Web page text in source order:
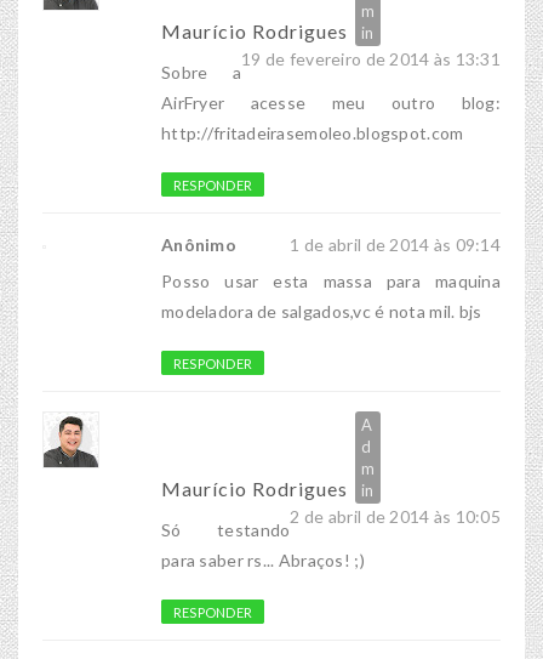
Maurício Rodrigues
19 de fevereiro de 2014 às 13:31
Sobre a
AirFryer acesse meu outro blog:
http://fritadeirasemoleo.blogspot.com
RESPONDER
Anônimo
1 de abril de 2014 às 09:14
Posso usar esta massa para maquina
modeladora de salgados,vc é nota mil. bjs
RESPONDER
Maurício Rodrigues
2 de abril de 2014 às 10:05
Só testando
para saber rs... Abraços! ;)
RESPONDER